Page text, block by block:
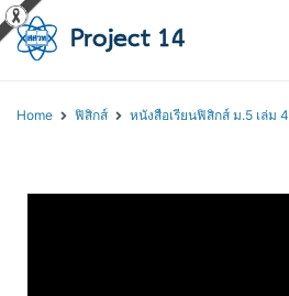
Home ฟิสิกส์ หนังสือเรียนฟิสิกส์ ม.5 เล่ม 4